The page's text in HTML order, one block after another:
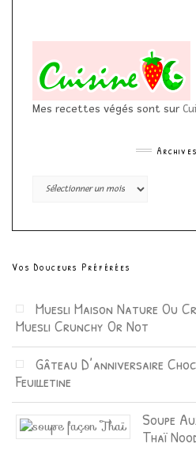
Mes recettes végés sont sur
Archives
Archives
Vos Douceurs Préférées
Muesli Maison Nature Ou
Muesli Crunchy Or Not
Gâteau D’anniversaire
Feuilletine
Soupe
Thaï